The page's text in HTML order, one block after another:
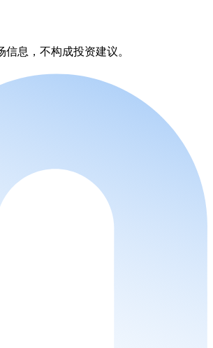
息，不构成投资建议。